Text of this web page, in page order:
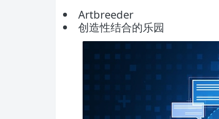
Artbreeder
创造性结合的乐园